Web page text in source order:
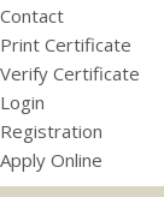
Contact
Print Certificate
Verify Certificate
Login
Registration
Apply Online